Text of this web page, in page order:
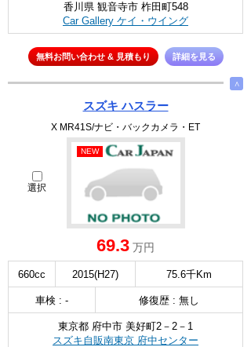
香川県 観音寺市 柞田町548
Car Gallery ケイ・ウイング
無料お問い合わせ & 見積もり 詳細を見る
∧
スズキ ハスラー
X MR41S/ナビ・バックカメラ・ET
選択
NEW
69.3 万円
660cc 2015(H27) 75.6千Km
車検 : - 修復歴 : 無し
東京都 府中市 美好町2－2－1
スズキ自販南東京 府中センター